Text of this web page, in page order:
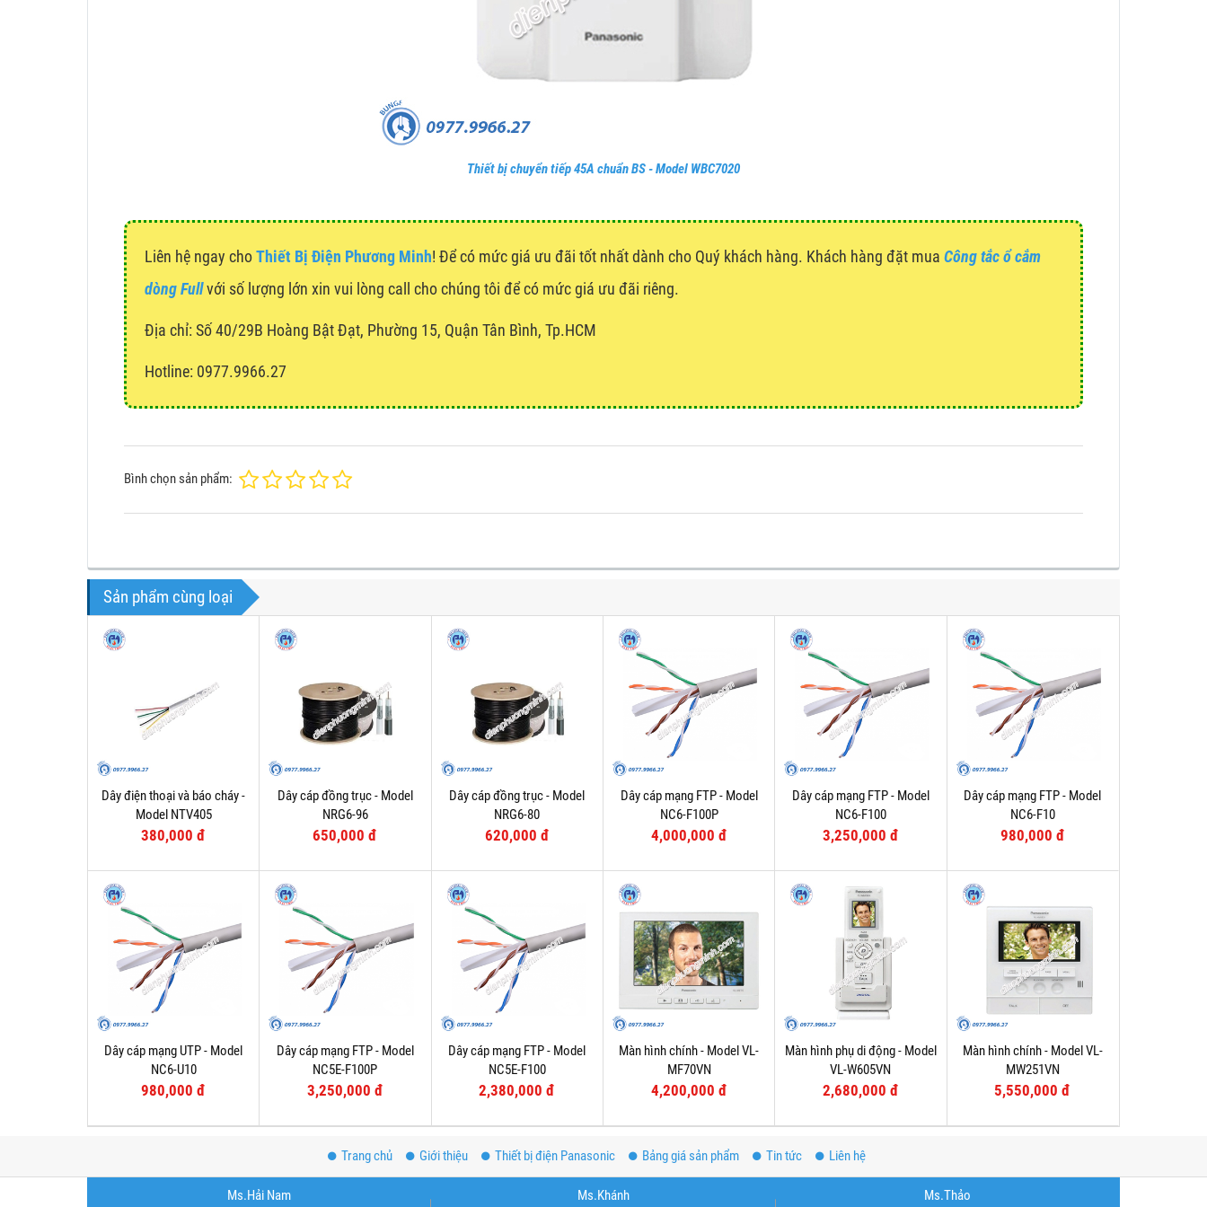
Thiết bị chuyển tiếp 45A chuẩn BS - Model WBC7020
Liên hệ ngay choThiết Bị Điện Phương Minh! Để có mức giá ưu đãi tốt nhất dành cho Quý khách hàng. Khách hàng đặt mua Công tắc ổ cắm
dòng Fullvới số lượng lớn xin vui lòng call cho chúng tôi để có mức giá ưu đãi riêng.
Địa chỉ: Số 40/29B Hoàng Bật Đạt, Phường 15, Quận Tân Bình, Tp.HCM
Hotline: 0977.9966.27
Bình chọn sản phẩm:
Sản phẩm cùng loại
Dây điện thoại và báo cháy -
Model NTV405
380,000 đ
Dây cáp đồng trục - Model
NRG6-96
650,000 đ
Dây cáp đồng trục - Model
NRG6-80
620,000 đ
Dây cáp mạng FTP - Model
NC6-F100P
4,000,000 đ
Dây cáp mạng FTP - Model
NC6-F100
3,250,000 đ
Dây cáp mạng FTP - Model
NC6-F10
980,000 đ
Dây cáp mạng UTP - Model
NC6-U10
980,000 đ
Dây cáp mạng FTP - Model
NC5E-F100P
3,250,000 đ
Dây cáp mạng FTP - Model
NC5E-F100
2,380,000 đ
Màn hình chính - Model VL-
MF70VN
4,200,000 đ
Màn hình phụ di động - Model
VL-W605VN
2,680,000 đ
Màn hình chính - Model VL-
MW251VN
5,550,000 đ
Trang chủ Giới thiệu Thiết bị điện Panasonic Bảng giá sản phẩm Tin tức Liên hệ
Ms.Hải Nam Ms.Khánh Ms.Thảo